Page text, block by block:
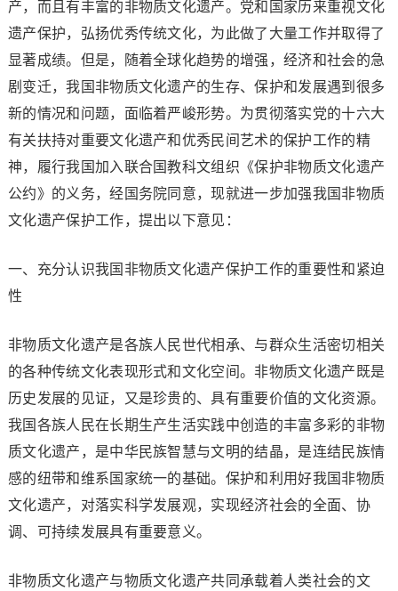
产，而且有丰富的非物质文化遗产。党和国家历来重视文化
遗产保护，弘扬优秀传统文化，为此做了大量工作并取得了
显著成绩。但是，随着全球化趋势的增强，经济和社会的急
剧变迁，我国非物质文化遗产的生存、保护和发展遇到很多
新的情况和问题，面临着严峻形势。为贯彻落实党的十六大
有关扶持对重要文化遗产和优秀民间艺术的保护工作的精
神，履行我国加入联合国教科文组织《保护非物质文化遗产
公约》的义务，经国务院同意，现就进一步加强我国非物质
文化遗产保护工作，提出以下意见：
一、充分认识我国非物质文化遗产保护工作的重要性和紧迫
性
非物质文化遗产是各族人民世代相承、与群众生活密切相关
的各种传统文化表现形式和文化空间。非物质文化遗产既是
历史发展的见证，又是珍贵的、具有重要价值的文化资源。
我国各族人民在长期生产生活实践中创造的丰富多彩的非物
质文化遗产，是中华民族智慧与文明的结晶，是连结民族情
感的纽带和维系国家统一的基础。保护和利用好我国非物质
文化遗产，对落实科学发展观，实现经济社会的全面、协
调、可持续发展具有重要意义。
非物质文化遗产与物质文化遗产共同承载着人类社会的文